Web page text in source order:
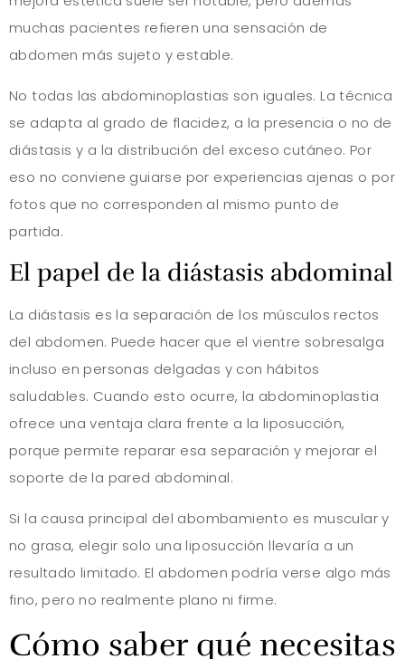
muchas pacientes refieren una sensación de
abdomen más sujeto y estable.
No todas las abdominoplastias son iguales. La técnica
se adapta al grado de flacidez, a la presencia o no de
diástasis y a la distribución del exceso cutáneo. Por
eso no conviene guiarse por experiencias ajenas o por
fotos que no corresponden al mismo punto de
partida.
El papel de la diástasis abdominal
La diástasis es la separación de los músculos rectos
del abdomen. Puede hacer que el vientre sobresalga
incluso en personas delgadas y con hábitos
saludables. Cuando esto ocurre, la abdominoplastia
ofrece una ventaja clara frente a la liposucción,
porque permite reparar esa separación y mejorar el
soporte de la pared abdominal.
Si la causa principal del abombamiento es muscular y
no grasa, elegir solo una liposucción llevaría a un
resultado limitado. El abdomen podría verse algo más
fino, pero no realmente plano ni firme.
Cómo saber qué necesitas